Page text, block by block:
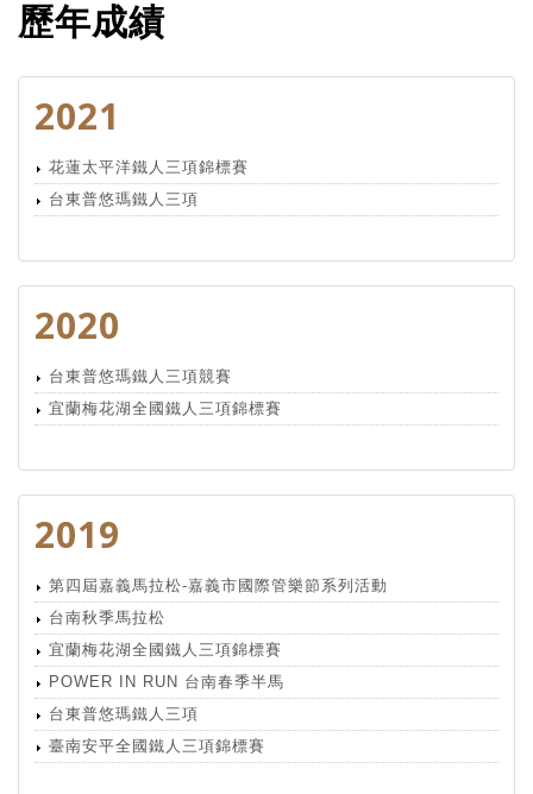
歷年成績
2021
花蓮太平洋鐵人三項錦標賽
台東普悠瑪鐵人三項
2020
台東普悠瑪鐵人三項競賽
宜蘭梅花湖全國鐵人三項錦標賽
2019
第四屆嘉義馬拉松-嘉義市國際管樂節系列活動
台南秋季馬拉松
宜蘭梅花湖全國鐵人三項錦標賽
POWER IN RUN 台南春季半馬
台東普悠瑪鐵人三項
臺南安平全國鐵人三項錦標賽